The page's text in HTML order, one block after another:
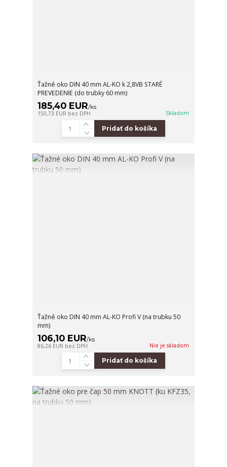
Ťažné oko DIN 40 mm AL-KO k 2,8VB STARÉ
PREVEDENIE (do trubky 60 mm)
185,40 EUR/ks
150,73 EUR bez DPH Skladom
Pridať do košíka
Ťažné oko DIN 40 mm AL-KO Profi V (na trubku 50
mm)
106,10 EUR/ks
86,26 EUR bez DPH Nie je skladom
Pridať do košíka